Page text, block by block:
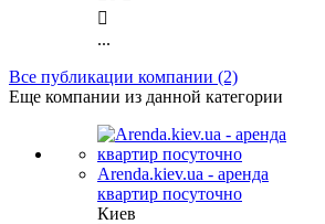

...
Все публикации компании (2)
Еще компании из данной категории
Arenda.kiev.ua - аренда
квартир посуточно
Киев